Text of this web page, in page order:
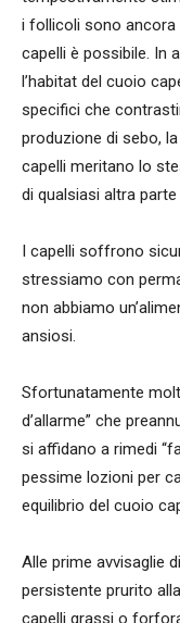
i follicoli sono ancora
capelli è possibile. In
l’habitat del cuoio
specifici che
produzione di sebo,
capelli meritano lo
di qualsiasi altra
I capelli soffrono
stressiamo con
non abbiamo
ansiosi.
Sfortunatamente
d’allarme” che
si affidano a rimedi
pessime lozioni per
equilibrio del cuoio
Alle prime avvisaglie
persistente prurito
capelli grassi o